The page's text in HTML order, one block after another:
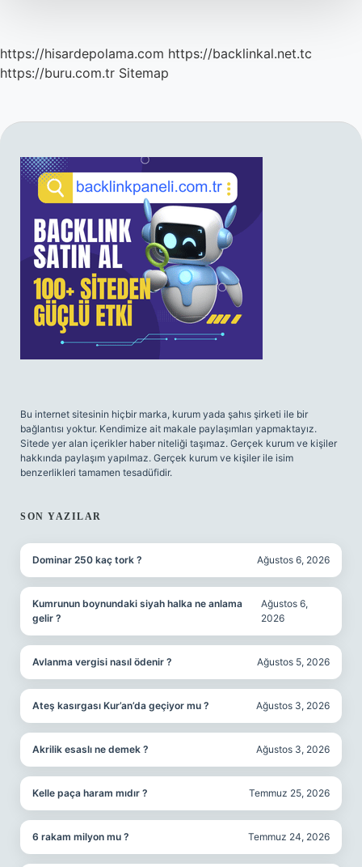
https://hisardepolama.com https://backlinkal.net.tc
https://buru.com.tr Sitemap
SIDEBAR
Bu internet sitesinin hiçbir marka, kurum yada şahıs şirketi ile bir
bağlantısı yoktur. Kendimize ait makale paylaşımları yapmaktayız.
Sitede yer alan içerikler haber niteliği taşımaz. Gerçek kurum ve kişiler
hakkında paylaşım yapılmaz. Gerçek kurum ve kişiler ile isim
benzerlikleri tamamen tesadüfidir.
SON YAZILAR
Dominar 250 kaç tork ? Ağustos 6, 2026
Kumrunun boynundaki siyah halka ne anlama
gelir ?
Ağustos 6,
2026
Avlanma vergisi nasıl ödenir ? Ağustos 5, 2026
Ateş kasırgası Kur’an’da geçiyor mu ? Ağustos 3, 2026
Akrilik esaslı ne demek ? Ağustos 3, 2026
Kelle paça haram mıdır ? Temmuz 25, 2026
6 rakam milyon mu ? Temmuz 24, 2026